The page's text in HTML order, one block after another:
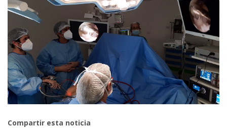
Compartir esta noticia